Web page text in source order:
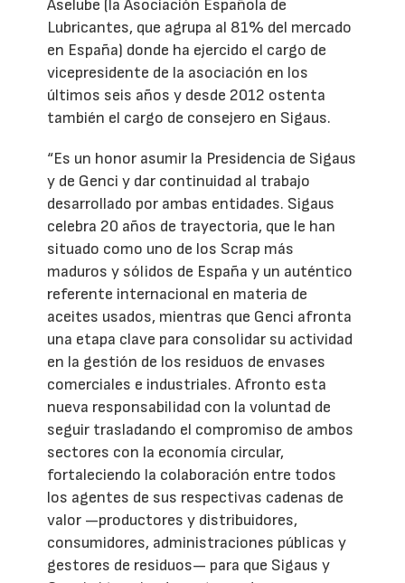
Aselube (la Asociación Española de
Lubricantes, que agrupa al 81% del mercado
en España) donde ha ejercido el cargo de
vicepresidente de la asociación en los
últimos seis años y desde 2012 ostenta
también el cargo de consejero en Sigaus.
“Es un honor asumir la Presidencia de Sigaus
y de Genci y dar continuidad al trabajo
desarrollado por ambas entidades. Sigaus
celebra 20 años de trayectoria, que le han
situado como uno de los Scrap más
maduros y sólidos de España y un auténtico
referente internacional en materia de
aceites usados, mientras que Genci afronta
una etapa clave para consolidar su actividad
en la gestión de los residuos de envases
comerciales e industriales. Afronto esta
nueva responsabilidad con la voluntad de
seguir trasladando el compromiso de ambos
sectores con la economía circular,
fortaleciendo la colaboración entre todos
los agentes de sus respectivas cadenas de
valor —productores y distribuidores,
consumidores, administraciones públicas y
gestores de residuos— para que Sigaus y